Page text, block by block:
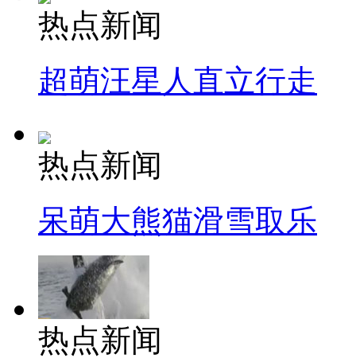
热点新闻
超萌汪星人直立行走
热点新闻
呆萌大熊猫滑雪取乐
热点新闻